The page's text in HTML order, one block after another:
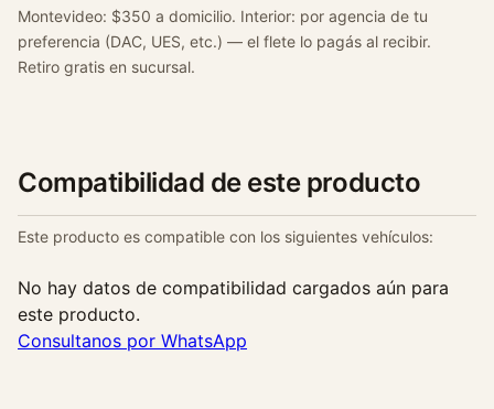
Montevideo: $350 a domicilio. Interior: por agencia de tu
preferencia (DAC, UES, etc.) — el flete lo pagás al recibir.
Retiro gratis en sucursal.
Compatibilidad de este producto
Este producto es compatible con los siguientes vehículos:
No hay datos de compatibilidad cargados aún para
este producto.
Consultanos por WhatsApp